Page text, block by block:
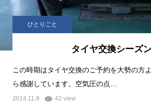
ひとりごと
タイヤ交換シーズ
この時期はタイヤ交換のご予約を大勢の方
ら感謝しています。空気圧の点…
2014.11.9 42 view